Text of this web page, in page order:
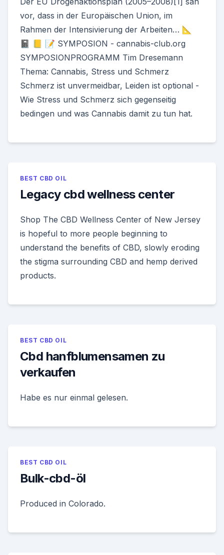
vor, dass in der Europäischen Union, im
Rahmen der Intensivierung der Arbeiten… 📐
📓 📒 📝 SYMPOSION - cannabis-club.org
SYMPOSIONPROGRAMM Tim Dresemann
Thema: Cannabis, Stress und Schmerz
Schmerz ist unvermeidbar, Leiden ist optional -
Wie Stress und Schmerz sich gegenseitig
bedingen und was Cannabis damit zu tun hat.
BEST CBD OIL
Legacy cbd wellness center
Shop The CBD Wellness Center of New Jersey
is hopeful to more people beginning to
understand the benefits of CBD, slowly eroding
the stigma surrounding CBD and hemp derived
products.
BEST CBD OIL
Cbd hanfblumensamen zu
verkaufen
Habe es nur einmal gelesen.
BEST CBD OIL
Bulk-cbd-öl
Produced in Colorado.